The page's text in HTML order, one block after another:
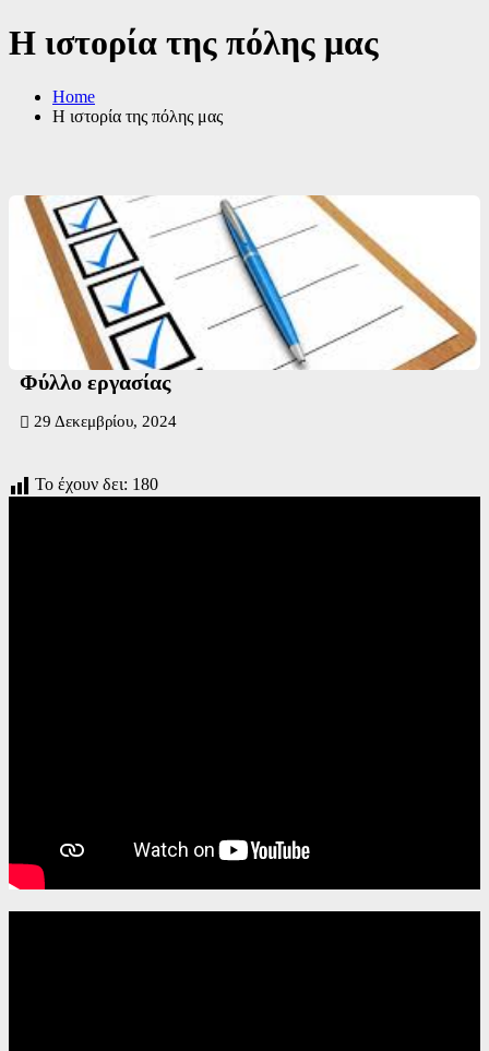
Η ιστορία της πόλης μας
Home
Η ιστορία της πόλης μας
Φύλλο εργασίας
29 Δεκεμβρίου, 2024
Το έχουν δει: 180